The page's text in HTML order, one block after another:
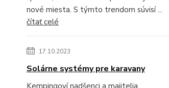
nové miesta. S týmto trendom súvisí ...
čítať celé
17.10.2023
Solárne systémy pre karavany
Kempingoví nadšenci a majitelia